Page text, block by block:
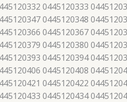
0445120333
0445120348
0445120367
0445120380
0445120394
0445120408
0445120422
0445120434